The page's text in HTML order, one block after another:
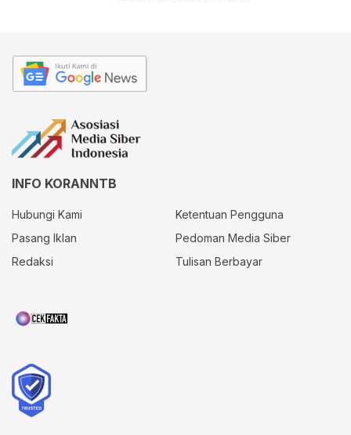
INFO KORANNTB
Hubungi Kami
Ketentuan Pengguna
Pasang Iklan
Pedoman Media Siber
Redaksi
Tulisan Berbayar